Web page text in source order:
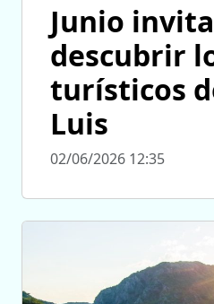
Junio
descubrir
turísticos
Luis
02/06/2026 12:35